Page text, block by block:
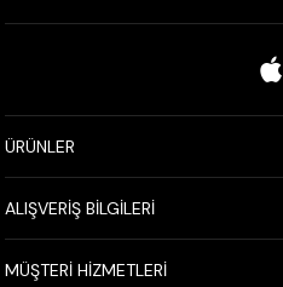
ÜRÜNLER
ALIŞVERİŞ BİLGİLERİ
MÜŞTERİ HİZMETLERİ